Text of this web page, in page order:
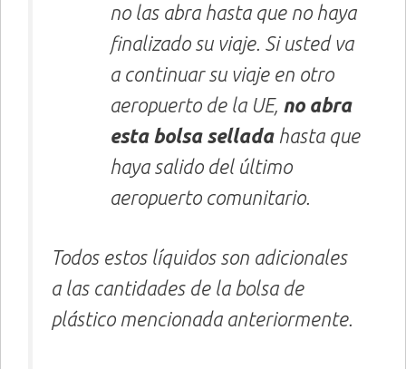
no las abra hasta que no haya
finalizado su viaje. Si usted va
a continuar su viaje en otro
aeropuerto de la UE, no abra
esta bolsa selladahasta que
haya salido del último
aeropuerto comunitario.
Todos estos líquidos son adicionales
a las cantidades de la bolsa de
plástico mencionada anteriormente.